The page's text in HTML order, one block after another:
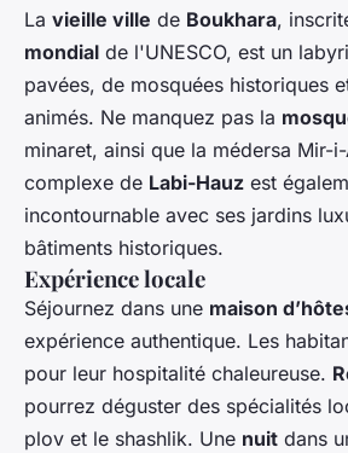
La vieille ville de Boukhara,
mondial de l'UNESCO, est un
pavées, de mosquées historiques
animés. Ne manquez pas la
minaret, ainsi que la médersa Mir-
complexe de Labi-Hauz est
incontournable avec ses jardins
bâtiments historiques.
Expérience locale
Séjournez dans une maison
expérience authentique. Les
pour leur hospitalité chaleureuse.
pourrez déguster des spécialités
plov et le shashlik. Une nuit dans